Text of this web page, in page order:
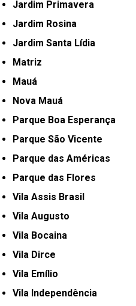
Jardim Primavera
Jardim Rosina
Jardim Santa Lídia
Matriz
Mauá
Nova Mauá
Parque Boa Esperança
Parque São Vicente
Parque das Américas
Parque das Flores
Vila Assis Brasil
Vila Augusto
Vila Bocaina
Vila Dirce
Vila Emílio
Vila Independência